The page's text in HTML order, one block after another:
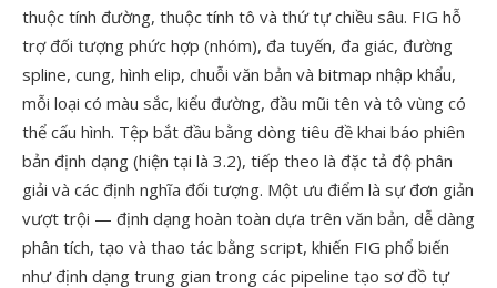
thuộc tính đường, thuộc tính tô và thứ tự chiều sâu. FIG hỗ
trợ đối tượng phức hợp (nhóm), đa tuyến, đa giác, đường
spline, cung, hình elip, chuỗi văn bản và bitmap nhập khẩu,
mỗi loại có màu sắc, kiểu đường, đầu mũi tên và tô vùng có
thể cấu hình. Tệp bắt đầu bằng dòng tiêu đề khai báo phiên
bản định dạng (hiện tại là 3.2), tiếp theo là đặc tả độ phân
giải và các định nghĩa đối tượng. Một ưu điểm là sự đơn giản
vượt trội — định dạng hoàn toàn dựa trên văn bản, dễ dàng
phân tích, tạo và thao tác bằng script, khiến FIG phổ biến
như định dạng trung gian trong các pipeline tạo sơ đồ tự